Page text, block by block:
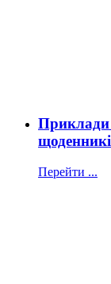
Приклади
Перейти ...